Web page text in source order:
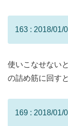
163 : 2018/01/
使いこなせない
の詰め筋に回す
169 : 2018/01/